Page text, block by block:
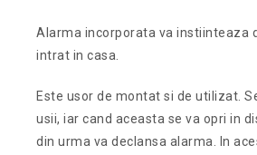
Alarma incorporata va instiinteaza
intrat in casa.
Este usor de montat si de utilizat.
usii, iar cand aceasta se va opri in
din urma va declansa alarma. In